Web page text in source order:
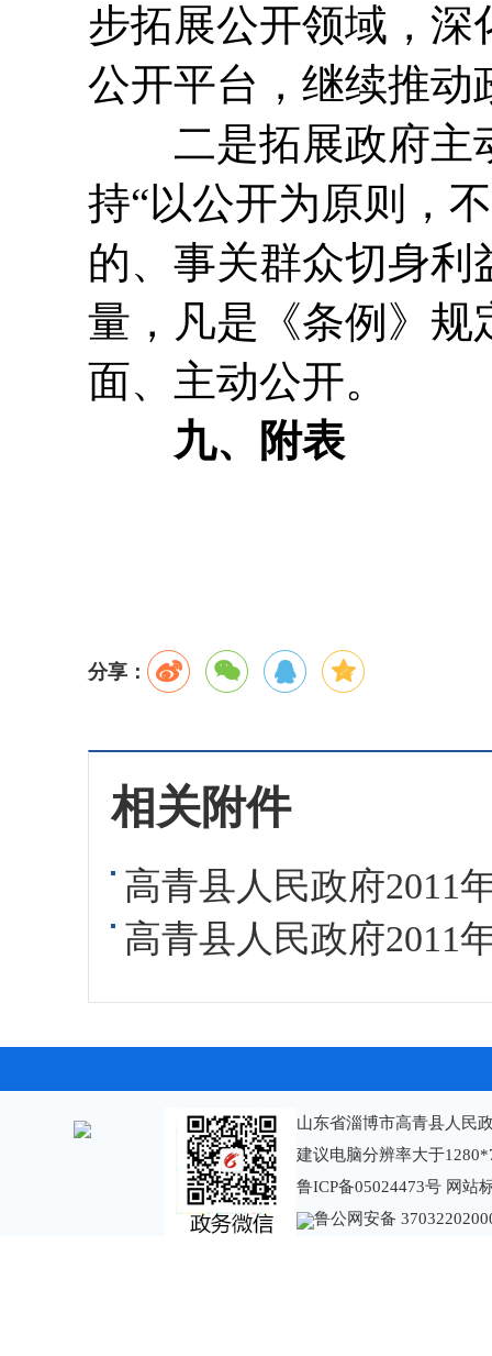
步拓展公开领域，深
公开平台，继续推动
二是拓展政府主
持“以公开为原则，
的、事关群众切身
量，凡是《条例》规
面、主动公开。
九、附表
分享：
相关附件
高青县人民政府2011
高青县人民政府2011
山东省淄博市高青县人民
建议电脑分辨率大于
鲁ICP备05024473号 网站
鲁公网安备